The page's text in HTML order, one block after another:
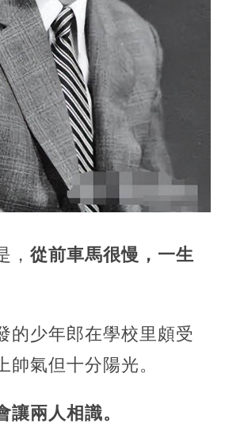
， 從前車馬很慢，一生
的少年郎在學校里頗受
帥氣但十分陽光。
讓兩人相識。